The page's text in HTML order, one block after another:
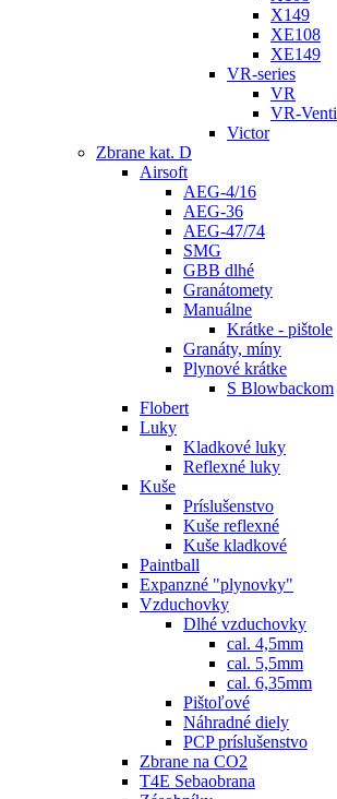
X149
XE108
XE149
VR-series
VR
VR-Venti
Victor
Zbrane kat. D
Airsoft
AEG-4/16
AEG-36
AEG-47/74
SMG
GBB dlhé
Granátomety
Manuálne
Krátke - pištole
Granáty, míny
Plynové krátke
S Blowbackom
Flobert
Luky
Kladkové luky
Reflexné luky
Kuše
Príslušenstvo
Kuše reflexné
Kuše kladkové
Paintball
Expanzné "plynovky"
Vzduchovky
Dlhé vzduchovky
cal. 4,5mm
cal. 5,5mm
cal. 6,35mm
Pištoľové
Náhradné diely
PCP príslušenstvo
Zbrane na CO2
T4E Sebaobrana